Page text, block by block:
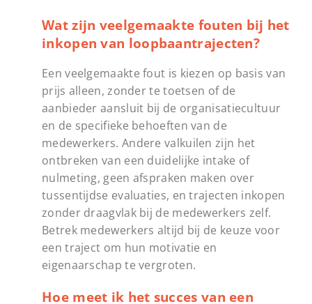
Wat zijn veelgemaakte fouten bij het
inkopen van loopbaantrajecten?
Een veelgemaakte fout is kiezen op basis van
prijs alleen, zonder te toetsen of de
aanbieder aansluit bij de organisatiecultuur
en de specifieke behoeften van de
medewerkers. Andere valkuilen zijn het
ontbreken van een duidelijke intake of
nulmeting, geen afspraken maken over
tussentijdse evaluaties, en trajecten inkopen
zonder draagvlak bij de medewerkers zelf.
Betrek medewerkers altijd bij de keuze voor
een traject om hun motivatie en
eigenaarschap te vergroten.
Hoe meet ik het succes van een